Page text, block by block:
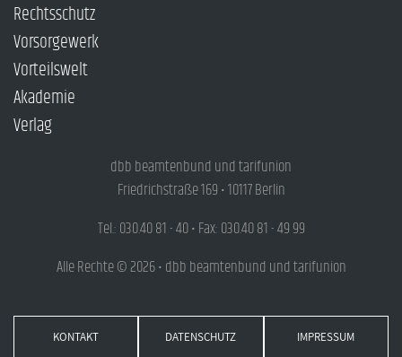
Rechtsschutz
Vorsorgewerk
Vorteilswelt
Akademie
Verlag
dbb beamtenbund und tarifunion
Friedrichstraße 169 • 10117 Berlin
Tel.: 030.40 81 - 40 • Fax: 030.40 81 - 49 99
Alle Rechte © 2026 • dbb beamtenbund und tarifunion
KONTAKT DATENSCHUTZ IMPRESSUM